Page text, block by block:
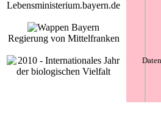
Regierung von Mittelfranken